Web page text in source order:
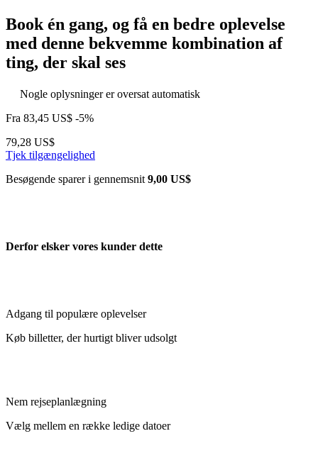
Book én gang, og få en bedre oplevelse
med denne bekvemme kombination af
ting, der skal ses
Nogle oplysninger er oversat automatisk
Fra 83,45 US$ -5%
79,28 US$
Tjek tilgængelighed
Besøgende sparer i gennemsnit 9,00 US$
Derfor elsker vores kunder dette
Adgang til populære oplevelser
Køb billetter, der hurtigt bliver udsolgt
Nem rejseplanlægning
Vælg mellem en række ledige datoer